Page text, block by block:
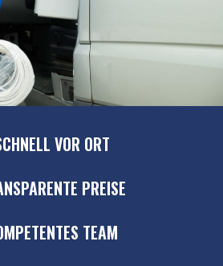
VOR ORT
PREISE
TEAM